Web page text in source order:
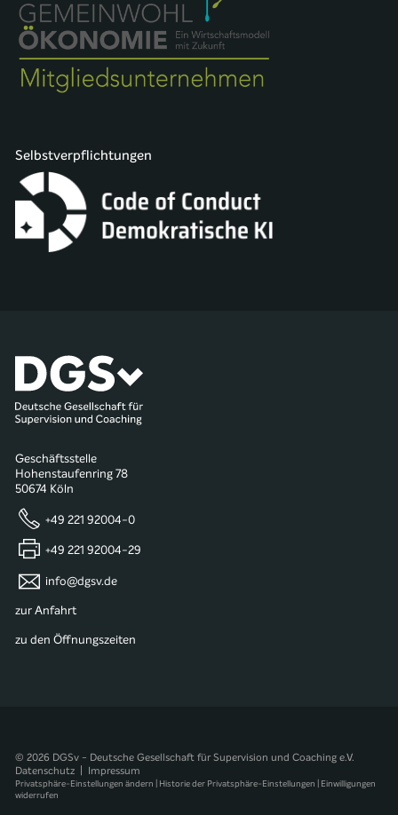
Selbstverpflichtungen
Geschäftsstelle
Hohenstaufenring 78
50674 Köln
+49 221 92004-0
+49 221 92004-29
info@dgsv.de
zur Anfahrt
zu den Öffnungszeiten
© 2026 DGSv - Deutsche Gesellschaft für Supervision und Coaching e.V.
Datenschutz
Impressum
Privatsphäre-Einstellungen ändern | Historie der Privatsphäre-Einstellungen | Einwilligungen
widerrufen